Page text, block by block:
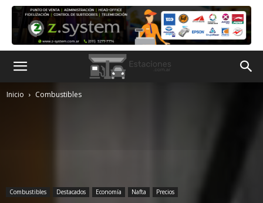
Inicio Combustibles
Combustibles Destacados Economía Nafta Precios